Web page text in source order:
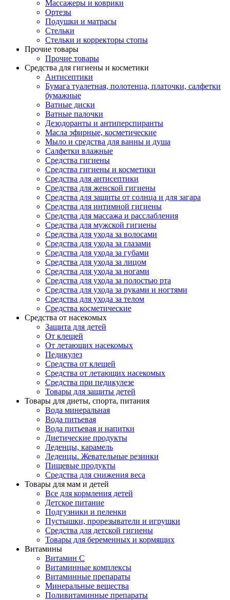
Массажеры и коврики
Ортезы
Подушки и матрасы
Стельки
Стельки и корректоры стопы
Прочие товары
Прочие товары
Средства для гигиены и косметики
Антисептики
Бумага туалетная, полотенца, платочки, салфетки
бумажные
Ватные диски
Ватные палочки
Дезодоранты и антиперспиранты
Масла эфирные, косметические
Мыло и средства для ванны и душа
Салфетки влажные
Средства гигиены
Средства гигиены и косметики
Средства для антисептики
Средства для женской гигиены
Средства для защиты от солнца и для загара
Средства для интимной гигиены
Средства для массажа и расслабления
Средства для мужской гигиены
Средства для ухода за волосами
Средства для ухода за глазами
Средства для ухода за губами
Средства для ухода за лицом
Средства для ухода за ногами
Средства для ухода за полостью рта
Средства для ухода за руками и ногтями
Средства для ухода за телом
Средства косметические
Средства от насекомых
Защита для детей
От клещей
От летающих насекомых
Педикулез
Средства от клещей
Средства от летающих насекомых
Средства при педикулезе
Товары для защиты детей
Товары для диеты, спорта, питания
Вода минеральная
Вода питьевая
Вода питьевая и напитки
Диетические продукты
Леденцы, карамель
Леденцы. Жевательные резинки
Пищевые продукты
Средства для снижения веса
Товары для мам и детей
Все для кормления детей
Детское питание
Подгузники и пеленки
Пустышки, прорезыватели и игрушки
Средства для детской гигиены
Товары для беременных и кормящих
Витамины
Витамин С
Витаминные комплексы
Витаминные препараты
Минеральные вещества
Поливитаминные препараты